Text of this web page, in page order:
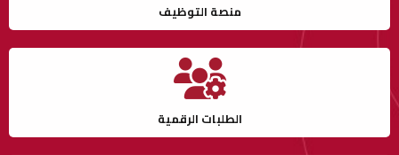
منصة التوظيف
الطلبات الرقمية